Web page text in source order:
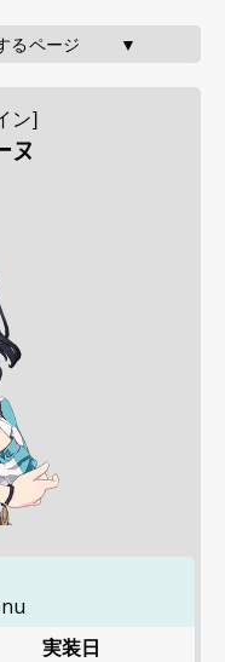
るページ        ▼
ン]
ヌ
実装日